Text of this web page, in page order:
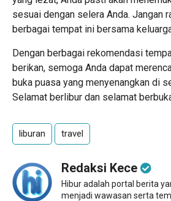
sesuai dengan selera Anda. Jangan
berbagai tempat ini bersama
Dengan berbagai rekomendasi
berikan, semoga Anda dapat
buka puasa yang menyenangkan di
Selamat berlibur dan selamat
liburan travel
Redaksi Kece
Hibur adalah portal berita
menjadi wawasan serta